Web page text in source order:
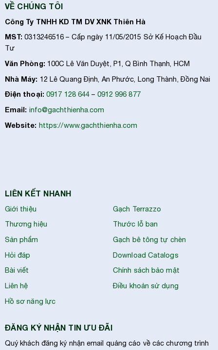
VỀ CHÚNG TÔI
Công Ty TNHH KD TM DV XNK Thiên Hà
MST: 0313246516 – Cấp ngày 11/05/2015 Sở Kế Hoạch Đầu
Tư
Văn Phòng: 100C Lê Văn Duyệt, P1, Q Bình Thạnh, HCM
Nhà Máy: 12 Lê Quang Định, An Phước, Long Thành, Đồng Nai
Điện thoại: 0917 128 644 – 0912 996 877
Email: info@gachthienha.com
Website: https://www.gachthienha.com
LIÊN KẾT NHANH
Giới thiệu
Thương hiệu
Sản phẩm
Hỏi đáp
Bài viết
Liên hệ
Hồ sơ năng lực
Gạch Terrazzo
Thước lỗ ban
Gạch bê tông tự chèn
Download Catalogs
Chính sách bảo mật
Điều khoản sử dụng
ĐĂNG KÝ NHẬN TIN ƯU ĐÃI
Quý khách đăng ký nhận email quảng cáo về các chương trình